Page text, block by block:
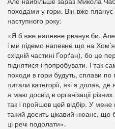
походами у гори. Він вже планує
наступного року:
«Я б вже напевне рванув би.
і ми підемо напевне що на
східній частині Ґорґан), бо це
піднятися і попробувати. І так
походи в гори будуть, сплави по
питали категорії, які я долав,
я маю досвід в організації
так і пройшов цей відбір. У
такий досить цікавий нюанс, що
ці речі подолати».